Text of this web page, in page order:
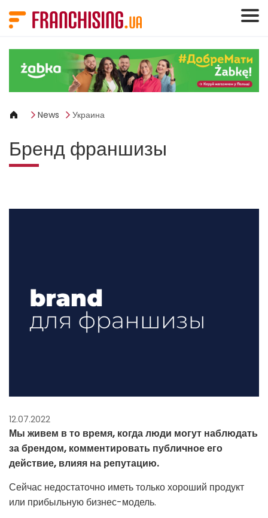
News Украина
Бренд франшизы
12.07.2022
Мы живем в то время, когда люди могут наблюдать
за брендом, комментировать публичное его
действие, влияя на репутацию.
Сейчас недостаточно иметь только хороший продукт
или прибыльную бизнес-модель.